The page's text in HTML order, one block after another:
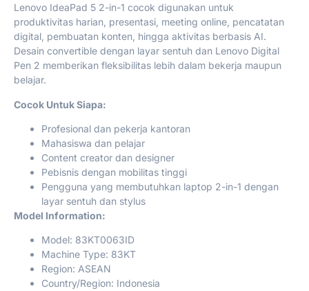
Lenovo IdeaPad 5 2-in-1 cocok digunakan untuk
produktivitas harian, presentasi, meeting online, pencatatan
digital, pembuatan konten, hingga aktivitas berbasis AI.
Desain convertible dengan layar sentuh dan Lenovo Digital
Pen 2 memberikan fleksibilitas lebih dalam bekerja maupun
belajar.
Cocok Untuk Siapa:
Profesional dan pekerja kantoran
Mahasiswa dan pelajar
Content creator dan designer
Pebisnis dengan mobilitas tinggi
Pengguna yang membutuhkan laptop 2-in-1 dengan
layar sentuh dan stylus
Model Information:
Model: 83KT0063ID
Machine Type: 83KT
Region: ASEAN
Country/Region: Indonesia